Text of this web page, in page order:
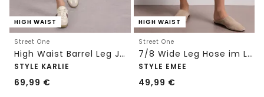
HIGH WAIST
Street One
High Waist Barrel Leg Jeans im Loose Fit
STYLE KARLIE
69,99 €
HIGH WAIST
Street One
7/8 Wide Leg Hose im Loose Fit mit Print
STYLE EMEE
49,99 €